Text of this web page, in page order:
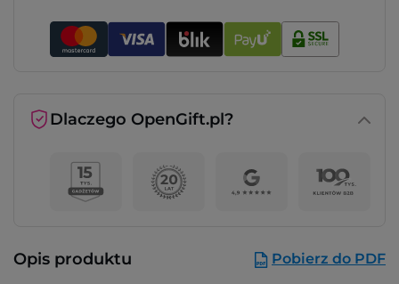
Dlaczego OpenGift.pl?
Opis produktu Pobierz do PDF